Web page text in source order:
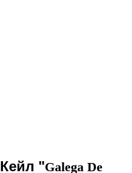
Кейл "Galega De